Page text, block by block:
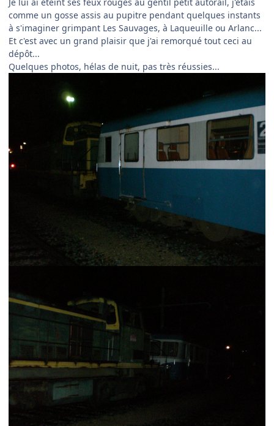
comme un gosse assis au pupitre pendant quelques instants
à s'imaginer grimpant Les Sauvages, à Laqueuille ou Arlanc...
Et c'est avec un grand plaisir que j'ai remorqué tout ceci au
dépôt...
Quelques photos, hélas de nuit, pas très réussies...